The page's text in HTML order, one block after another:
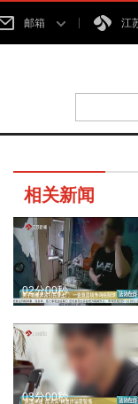
邮箱 江
相关新闻
02分00秒
03分00秒